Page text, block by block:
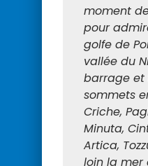
moment
pour
golfe de
vallée du
barrage et
sommets
Criche,
Minuta,
Artica,
loin la mer